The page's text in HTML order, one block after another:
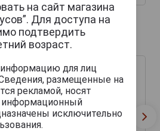
году производства
на сайт магазина
Для доступа на
подтвердить
возраст.
для лиц
размещенные на
рекламой, носят
информационный
исключительно